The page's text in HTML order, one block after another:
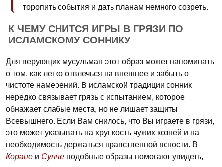
торопить события и дать планам немного созреть.
К ЧЕМУ СНИТСЯ ИГРЫ В ГРЯЗИ ПО
ИСЛАМСКОМУ СОННИКУ
Для верующих мусульман этот образ может напоминать
о том, как легко отвлечься на внешнее и забыть о
чистоте намерений. В исламской традиции сонник
нередко связывает грязь с испытанием, которое
обнажает слабые места, но не лишает защиты
Всевышнего. Если Вам снилось, что Вы играете в грязи,
это может указывать на хрупкость чужих козней и на
необходимость держаться нравственной ясности. В
Коране и Сунне подобные образы помогают увидеть,